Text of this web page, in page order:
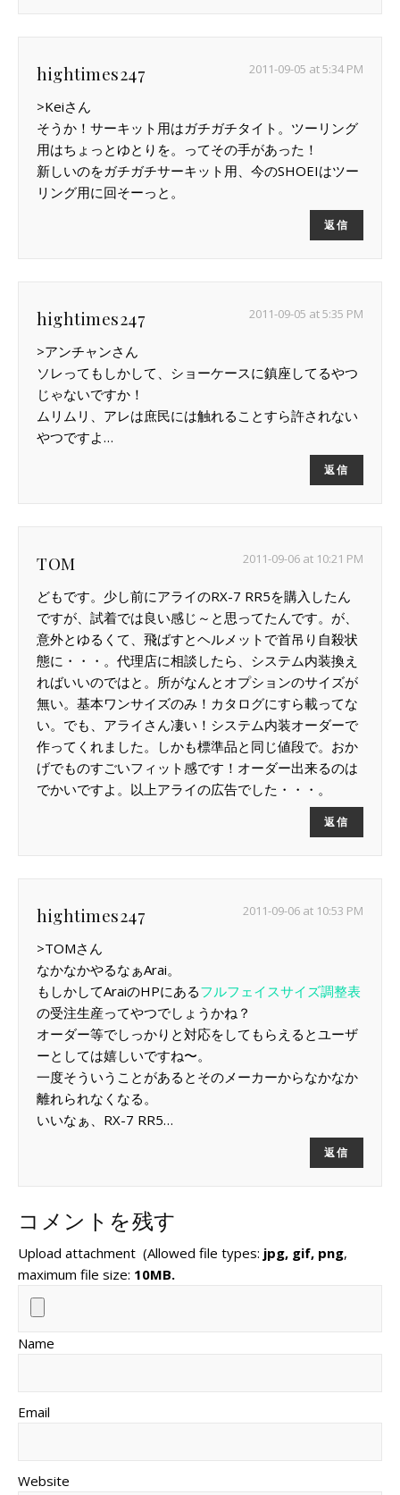
hightimes247 2011-09-05 at 5:34 PM
>Keiさん
そうか！サーキット用はガチガチタイト。ツーリング
用はちょっとゆとりを。ってその手があった！
新しいのをガチガチサーキット用、今のSHOEIはツー
リング用に回そーっと。
返信
hightimes247 2011-09-05 at 5:35 PM
>アンチャンさん
ソレってもしかして、ショーケースに鎮座してるやつ
じゃないですか！
ムリムリ、アレは庶民には触れることすら許されない
やつですよ…
返信
TOM 2011-09-06 at 10:21 PM
どもです。少し前にアライのRX-7 RR5を購入したん
ですが、試着では良い感じ～と思ってたんです。が、
意外とゆるくて、飛ばすとヘルメットで首吊り自殺状
態に・・・。代理店に相談したら、システム内装換え
ればいいのではと。所がなんとオプションのサイズが
無い。基本ワンサイズのみ！カタログにすら載ってな
い。でも、アライさん凄い！システム内装オーダーで
作ってくれました。しかも標準品と同じ値段で。おか
げでものすごいフィット感です！オーダー出来るのは
でかいですよ。以上アライの広告でした・・・。
返信
hightimes247 2011-09-06 at 10:53 PM
>TOMさん
なかなかやるなぁArai。
もしかしてAraiのHPにあるフルフェイスサイズ調整表
の受注生産ってやつでしょうかね？
オーダー等でしっかりと対応をしてもらえるとユーザ
ーとしては嬉しいですね〜。
一度そういうことがあるとそのメーカーからなかなか
離れられなくなる。
いいなぁ、RX-7 RR5…
返信
コメントを残す
Upload attachment (Allowed file types: jpg, gif, png,
maximum file size: 10MB.
Name
Email
Website